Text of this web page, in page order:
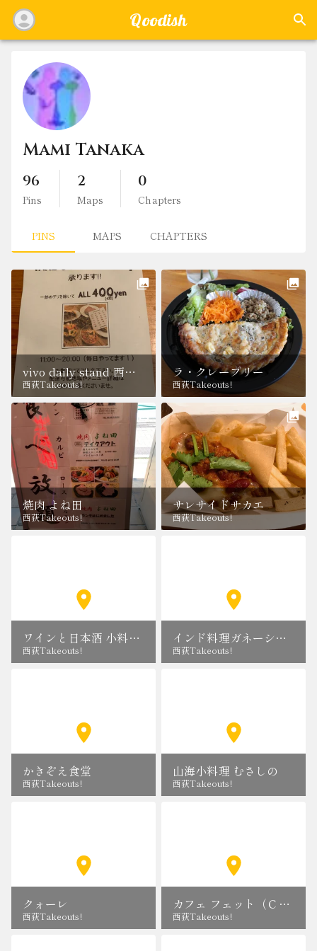
Qoodish
Mami Tanaka
96
Pins
2
Maps
0
Chapters
PINS MAPS CHAPTERS
vivo daily stand 西荻窪店
西荻Takeouts!
ラ・クレープリー
西荻Takeouts!
焼肉 よね田
西荻Takeouts!
サレサイドサカエ
西荻Takeouts!
ワインと日本酒 小料理 雨ねこ。
西荻Takeouts!
インド料理ガネーシャガル (Ganesha Ghar)
西荻Takeouts!
かきぞえ食堂
西荻Takeouts!
山海小料理 むさしの
西荻Takeouts!
クォーレ
西荻Takeouts!
カフェ フェット（Ｃａｆｅｆｕｅｔ）
西荻Takeouts!